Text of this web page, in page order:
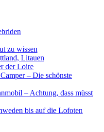
zu wissen
Litauen
der Loire
– Die schönste
– Achtung, dass müsst
bis auf die Lofoten